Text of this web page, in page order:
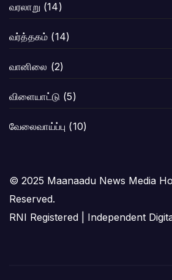
வரலாறு (14)
வர்த்தகம் (14)
வானிலை (2)
விளையாட்டு (5)
வேலைவாய்ப்பு (10)
© 2025 Maanaadu News Media
Reserved.
RNI Registered | Independent